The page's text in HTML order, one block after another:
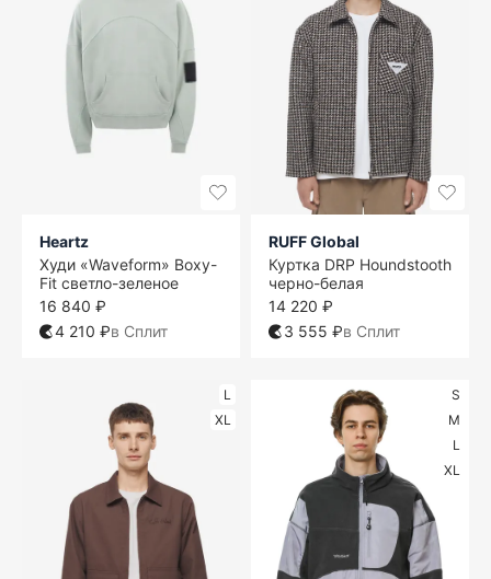
Heartz
Худи «Waveform» Boxy-
Fit светло-зеленое
16 840 ₽
4 210 ₽в Сплит
RUFF Global
Куртка DRP Houndstooth
черно-белая
14 220 ₽
3 555 ₽в Сплит
L
XL
S
M
L
XL